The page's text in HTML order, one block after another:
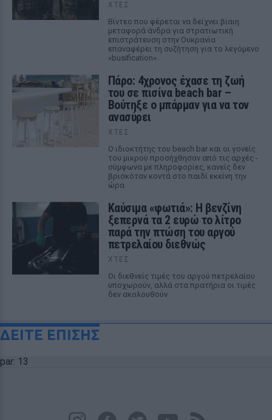
ΧΤΕΣ
Βίντεο που φέρεται να δείχνει βίαιη
μεταφορά άνδρα για στρατιωτική
επιστράτευση στην Ουκρανία
επαναφέρει τη συζήτηση για το λεγόμενο
«busification».
Πάρο: 4χρονος έχασε τη ζωή
του σε πισίνα beach bar –
Βούτηξε ο μπάρμαν για να τον
ανασύρει
ΧΤΕΣ
Ο ιδιοκτήτης του beach bar και οι γονείς
του μικρού προσήχθησαν από τις αρχές -
σύμφωνα με πληροφορίες, κανείς δεν
βρισκόταν κοντά στο παιδί εκείνη την
ώρα
Καύσιμα «φωτιά»: Η βενζίνη
ξεπερνά τα 2 ευρώ το λίτρο
παρά την πτώση του αργού
πετρελαίου διεθνώς
ΧΤΕΣ
Οι διεθνείς τιμές του αργού πετρελαίου
υποχωρούν, αλλά στα πρατήρια οι τιμές
δεν ακολουθούν
ΔΕΙΤΕ ΕΠΙΣΗΣ
par: 13